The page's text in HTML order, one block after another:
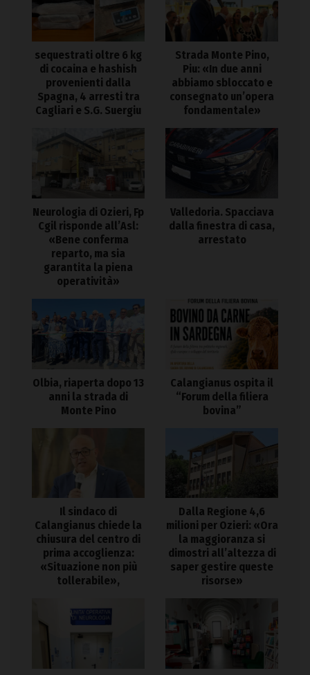
sequestrati oltre 6 kg
di cocaina e hashish
provenienti dalla
Spagna, 4 arresti tra
Cagliari e S.G. Suergiu
Strada Monte Pino,
Piu: «In due anni
abbiamo sbloccato e
consegnato un’opera
fondamentale»
Neurologia di Ozieri, Fp
Cgil risponde all’Asl:
«Bene conferma
reparto, ma sia
garantita la piena
operatività»
Valledoria. Spacciava
dalla finestra di casa,
arrestato
Olbia, riaperta dopo 13
anni la strada di
Monte Pino
Calangianus ospita il
“Forum della filiera
bovina”
Il sindaco di
Calangianus chiede la
chiusura del centro di
prima accoglienza:
«Situazione non più
tollerabile»,
Dalla Regione 4,6
milioni per Ozieri: «Ora
la maggioranza si
dimostri all’altezza di
saper gestire queste
risorse»